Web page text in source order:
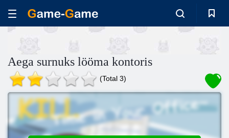
Aega surnuks lööma kontoris
(Total 3)